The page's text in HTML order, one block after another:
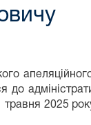
до
травня 2025